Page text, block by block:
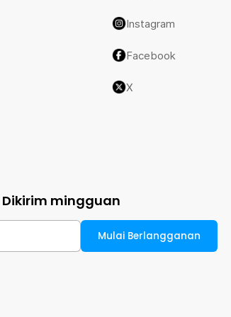
Instagram
Facebook
X
Dikirim mingguan
Mulai Berlangganan